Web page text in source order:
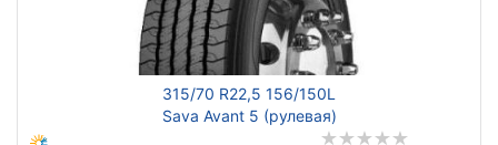
315/70 R22,5 156/150L
Sava Avant 5 (рулевая)